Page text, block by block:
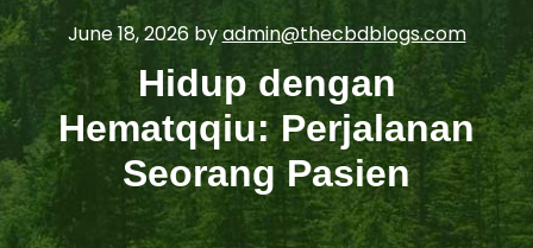
June 18, 2026 byadmin@thecbdblogs.com
Hidup dengan
Hematqqiu: Perjalanan
Seorang Pasien